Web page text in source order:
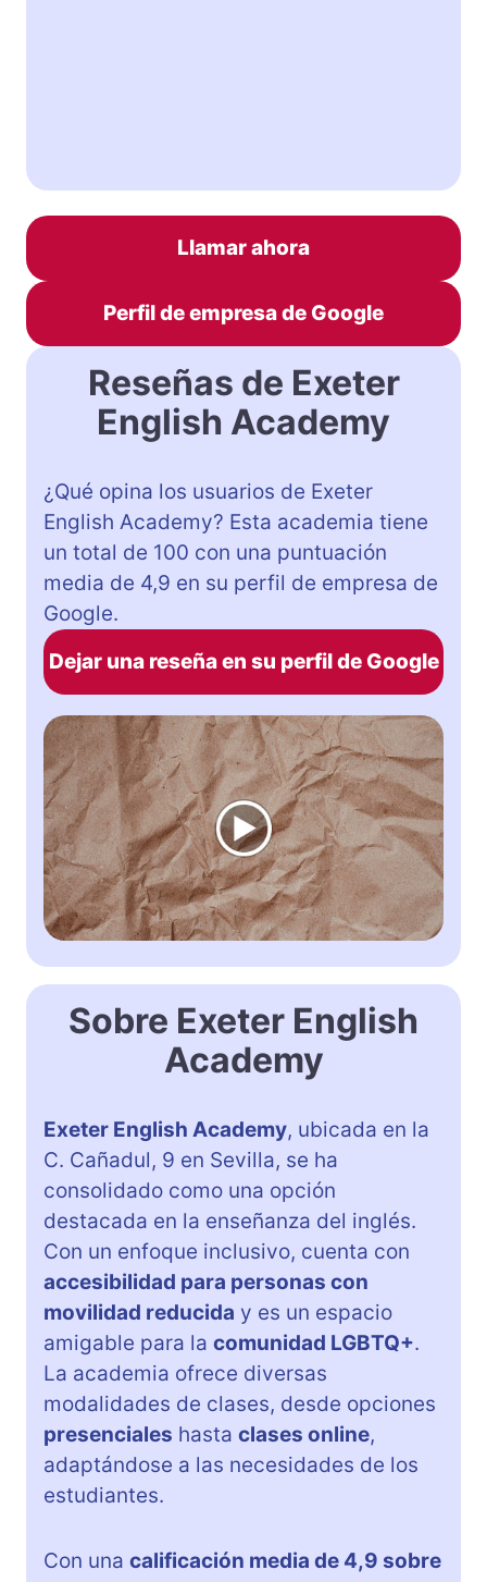
Llamar ahora
Perfil de empresa de Google
Reseñas de Exeter
English Academy
¿Qué opina los usuarios de Exeter
English Academy? Esta academia tiene
un total de 100 con una puntuación
media de 4,9 en su perfil de empresa de
Google.
Dejar una reseña en su perfil de Google
Sobre Exeter English
Academy
Exeter English Academy, ubicada en la
C. Cañadul, 9 en Sevilla, se ha
consolidado como una opción
destacada en la enseñanza del inglés.
Con un enfoque inclusivo, cuenta con
accesibilidad para personas con
movilidad reducida y es un espacio
amigable para la comunidad LGBTQ+.
La academia ofrece diversas
modalidades de clases, desde opciones
presenciales hasta clases online,
adaptándose a las necesidades de los
estudiantes.
Con una calificación media de 4,9 sobre